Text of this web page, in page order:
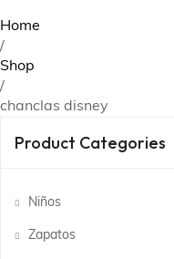
Home
/
Shop
/
chanclas disney
Product Categories
Niños
Zapatos